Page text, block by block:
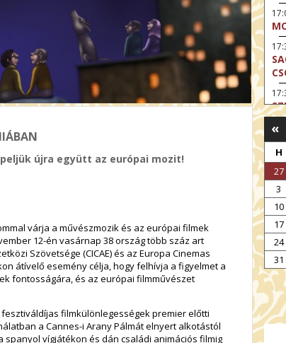
újra együtt az európai mozit!
várja a művészmozik és az európai filmek
12-én vasárnap 38 ország több száz art
Szövetsége (CICAE) és az Europa Cinemas
átívelő esemény célja, hogy felhívja a figyelmet a
fontosságára, és az európai filmművészet
filmkülönlegességek premier előtti
a Cannes-i Arany Pálmát elnyert alkotástól
vígjátékon és dán családi animációs filmig
«
H
27
3
10
17
24
31